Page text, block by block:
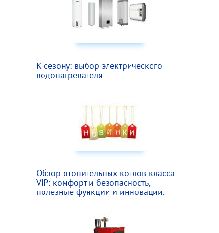
К сезону: выбор электрического
водонагревателя
Обзор отопительных котлов класса
VIP: комфорт и безопасность,
полезные функции и инновации.